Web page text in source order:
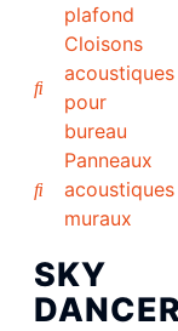
plafond
Cloisons
acoustiques
pour
bureau
Panneaux
acoustiques
muraux
SKY